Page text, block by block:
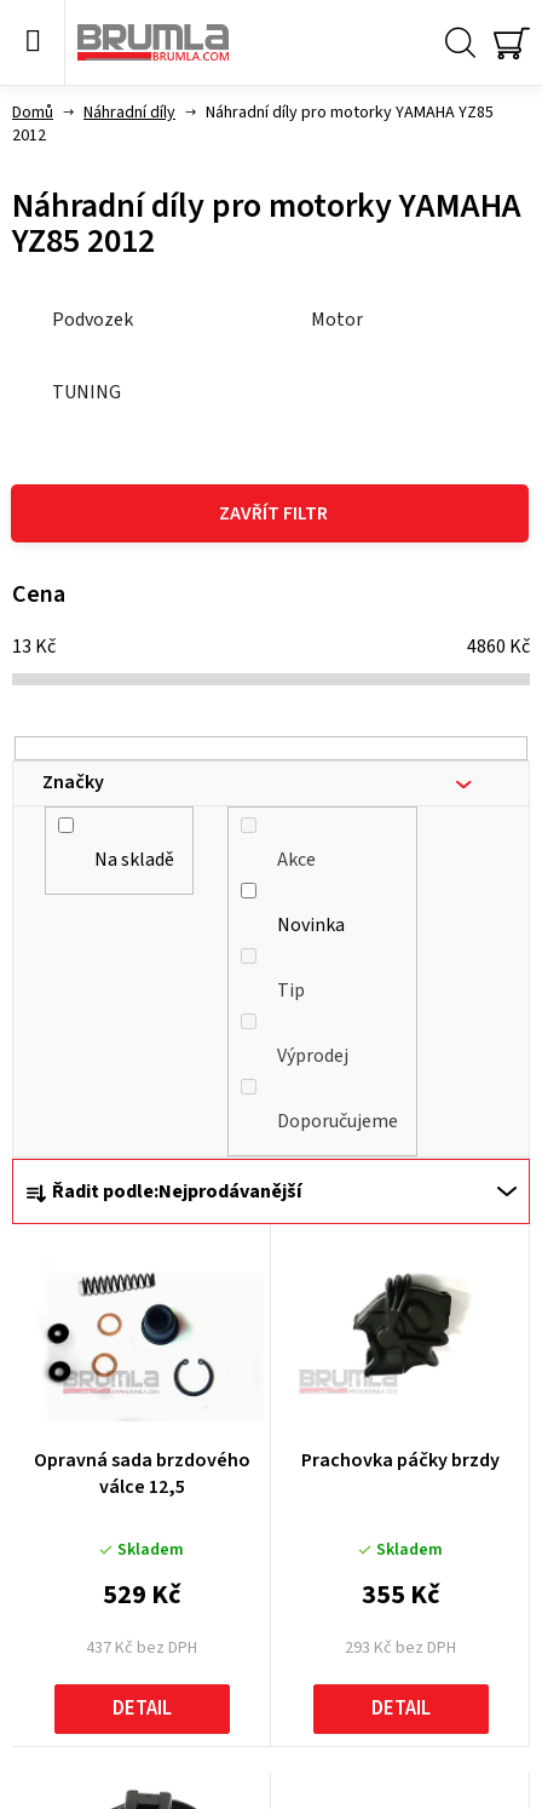
Domů Náhradní díly
Náhradní díly pro motorky YAMAHA YZ85
2012
Náhradní díly pro motorky YAMAHA
YZ85 2012
Podvozek Motor
TUNING
Ř
a
Řadit podle:Nejprodávanější
ZAVŘÍT FILTR
Cena
13 Kč 4860 Kč
Na skladě Akce
Novinka
Tip
Výprodej
Doporučujeme
Značky
V
p
i
p
r
o
d
Opravná sada brzdového
válce 12,5
Skladem
437 Kč bez DPH
529 Kč
DETAIL
Prachovka páčky brzdy
Skladem
293 Kč bez DPH
355 Kč
DETAIL